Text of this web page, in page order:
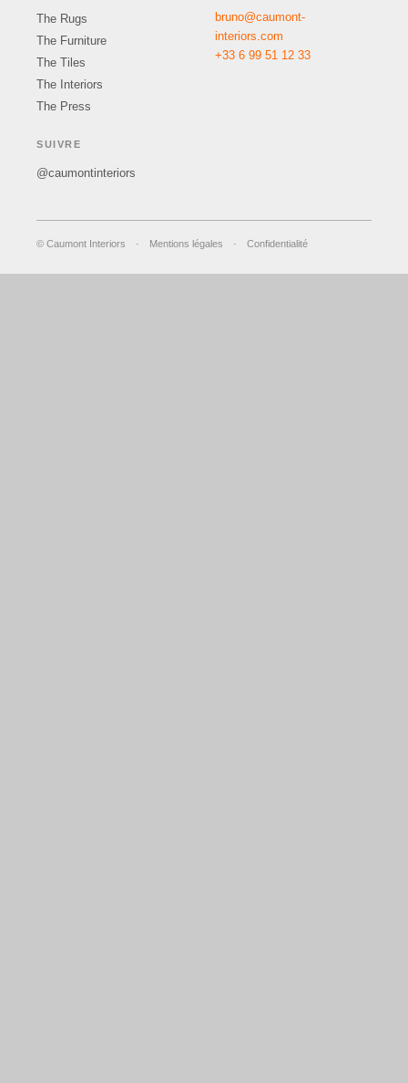
The Rugs
The Furniture
The Tiles
The Interiors
The Press
bruno@caumont-
interiors.com
+33 6 99 51 12 33
SUIVRE
@caumontinteriors
© Caumont Interiors · Mentions légales · Confidentialité